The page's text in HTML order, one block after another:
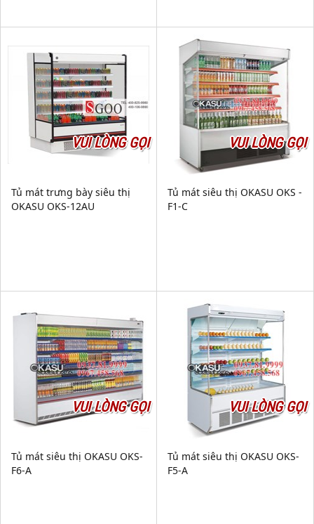
VUI LÒNG GỌI
Tủ mát trưng bày siêu thị
OKASU OKS-12AU
VUI LÒNG GỌI
Tủ mát siêu thị OKASU OKS -
F1-C
VUI LÒNG GỌI
Tủ mát siêu thị OKASU OKS-
F6-A
VUI LÒNG GỌI
Tủ mát siêu thị OKASU OKS-
F5-A